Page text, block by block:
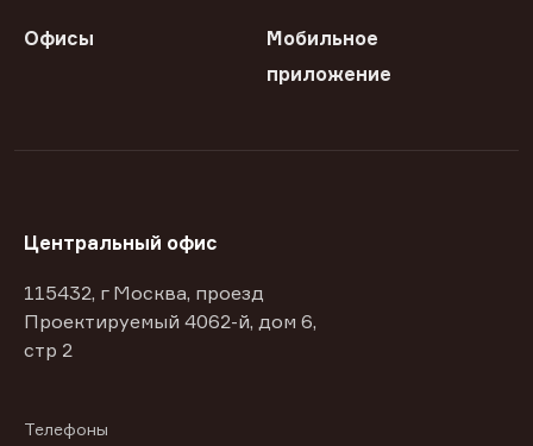
Офисы
Мобильное
приложение
Центральный офис
115432, г Москва, проезд
Проектируемый 4062-й, дом 6,
стр 2
Телефоны